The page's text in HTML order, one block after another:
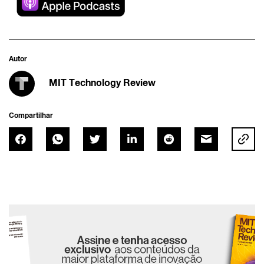
Autor
MIT Technology Review
Compartilhar